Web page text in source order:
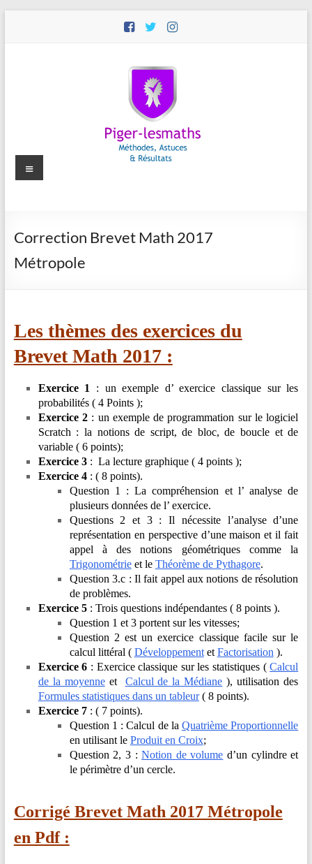
lesmaths
en
Ligne
–
Méthodes
Résultats
Menu
Correction Brevet Math 2017
Métropole
Les thèmes des exercices du
Brevet Math 2017 :
Exercice 1 : un exemple d’ exercice classique surles
probabilités ( 4 Points );
Exercice 2 : un exemple de programmation sur le logiciel
Scratch : la notions de script, de bloc, de boucle et de
variable ( 6 points);
Exercice 3 : La lecture graphique ( 4 points );
Exercice 4 : ( 8 points).
Question 1 : Lacompréhension et l’ analyse de
plusieurs données de l’ exercice.
Questions 2 et 3 : Il nécessite l’analyse d’une
représentation en perspective d’une maison et il fait
appel à des notions géométriques comme la
Trigonométrieet le Théorème de Pythagore.
Question 3.c : Il fait appel aux notions de résolution
de problèmes.
Exercice 5 : Trois questions indépendantes ( 8 points ).
Question 1 et 3 portent sur les vitesses;
Question 2 est un exercice classique facile sur le
calcul littéral ( Développementet Factorisation ).
Exercice 6 : Exercice classique sur les statistiques (Calcul
de la moyenneet Calcul de la Médiane ), utilisation des
Formules statistiques dans un tableur( 8 points).
Exercice 7 : ( 7 points).
Question 1 : Calcul de laQuatrième Proportionnelle
en utilisant le Produit en Croix;
Question 2, 3 :Notion de volume d’un cylindre et
le périmètre d’un cercle.
Corrigé Brevet Math 2017 Métropole
en Pdf :